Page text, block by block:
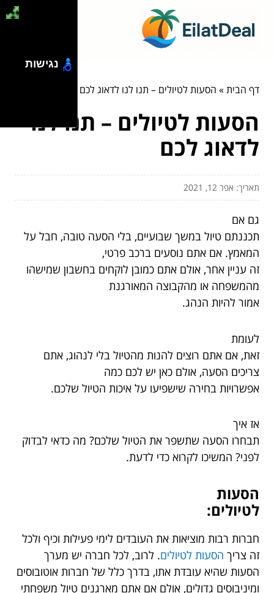
דף הבית» הסעות לטיולים – תנו לנו לדאוג לכם
הסעות לטיולים – תנו לנו
לדאוג לכם
תאריך: אפר 12, 2021
גם אם
תכננתם טיול במשך שבועיים, בלי הסעה טובה, חבל על
המאמץ. אם אתם נוסעים ברכב פרטי,
זה עניין אחר, אולם אתם כמובן לוקחים בחשבון שמישהו
מהמשפחה או מהקבוצה המאורגנת
אמור להיות הנהג.
לעומת
זאת, אם אתם רוצים להנות מהטיול בלי לנהוג, אתם
צריכים הסעה, אולם כאן יש לכם כמה
אפשרויות בחירה שישפיעו על איכות הטיול שלכם.
אז איך
תבחרו הסעה שתשפר את הטיול שלכם? מה כדאי לבדוק
לפני? המשיכו לקרוא כדי לדעת.
הסעות
לטיולים:
חברות רבות מוציאות את העובדים לימי פעילות וכיף ולכל
זה צריך הסעות לטיולים. לרוב, לכל חברה יש מערך
הסעות שהיא עובדת אתו, בדרך כלל של חברות אוטובוסים
ומיניבוסים גדולים, אולם אם אתם מארגנים טיול משפחתי
נגישות